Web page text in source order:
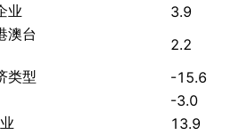
3.9
台
2.2
型
-15.6
-3.0
13.9